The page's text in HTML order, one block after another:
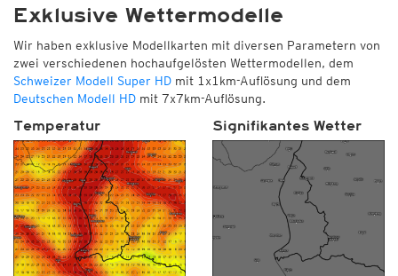
Exklusive Wettermodelle
Wir haben exklusive Modellkarten mit diversen Parametern von
zwei verschiedenen hochaufgelösten Wettermodellen, dem
Schweizer Modell Super HD mit 1x1km-Auflösung und dem
Deutschen Modell HD mit 7x7km-Auflösung.
Temperatur Signifikantes Wetter